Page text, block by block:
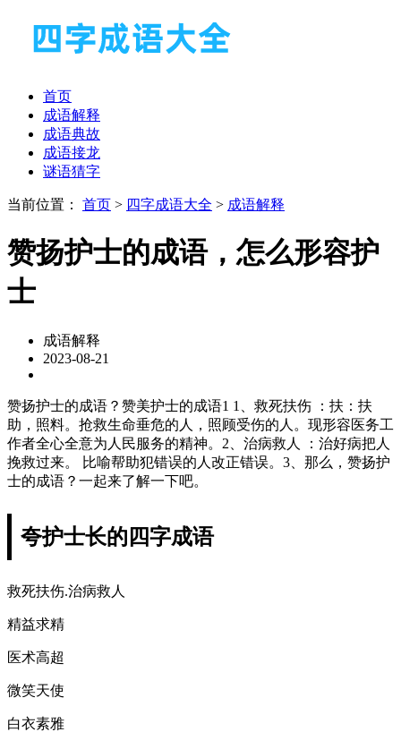
首页
成语解释
成语典故
成语接龙
谜语猜字
当前位置： 首页 > 四字成语大全 > 成语解释
赞扬护士的成语，怎么形容护
士
成语解释
2023-08-21
赞扬护士的成语？赞美护士的成语1 1、救死扶伤 ：扶：扶
助，照料。抢救生命垂危的人，照顾受伤的人。现形容医务工
作者全心全意为人民服务的精神。2、治病救人 ：治好病把人
挽救过来。 比喻帮助犯错误的人改正错误。3、那么，赞扬护
士的成语？一起来了解一下吧。
夸护士长的四字成语
救死扶伤.治病救人
精益求精
医术高超
微笑天使
白衣素雅